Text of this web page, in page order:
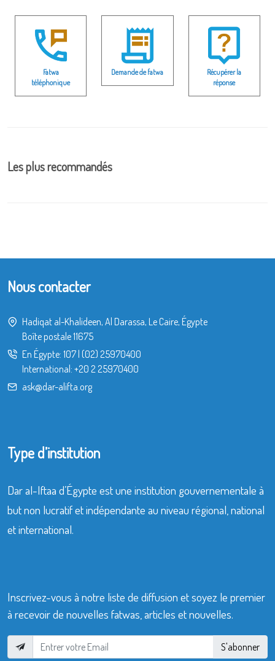
Fatwa
téléphonique
Demande de fatwa
Récupérer la
réponse
Les plus recommandés
Nous contacter
Hadiqat al-Khalideen, Al Darassa, Le Caire, Égypte
Boîte postale 11675
En Égypte: 107| (02) 25970400
International: +20 2 25970400
ask@dar-alifta.org
Type d’institution
Dar al-Iftaa d’Égypte est une institution gouvernementale à
but non lucratif et indépendante au niveau régional, national
et international.
Inscrivez-vous à notre liste de diffusion et soyez le premier
à recevoir de nouvelles fatwas, articles et nouvelles.
S'abonner